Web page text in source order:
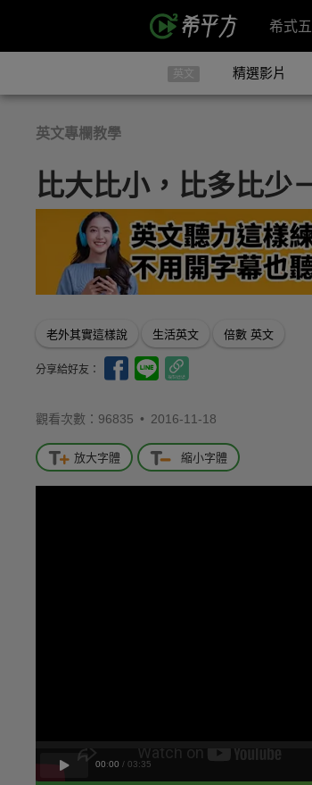
希式
英文 精選影片
英文專欄教學
比大比小，比多比少
老外其實這樣說 生活英文 倍數 英文
分享給好友：
觀看次數：96835 • 2016-11-18
放大字體 縮小字體